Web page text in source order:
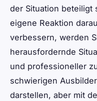
der Situation beteiligt
eigene Reaktion
verbessern, werden
herausfordernde
und professioneller
schwierigen
darstellen, aber mit